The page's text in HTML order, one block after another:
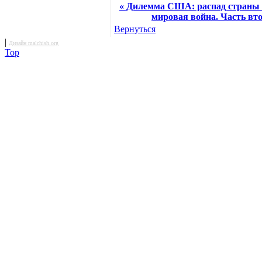
« Дилемма США: распад страны
мировая война. Часть
Вернуться
| Дизайн malchish.org
Top